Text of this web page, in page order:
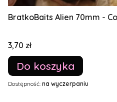
BratkoBaits Alien 70mm -
Cena
3,70 zł
Do koszyka
Dostępność: na wyczerpaniu